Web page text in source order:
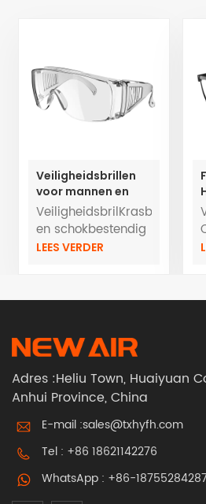
Veiligheidsbrillen
voor mannen en
vrouwen,
oogbescherming
laslaboratoria
VeiligheidsbrilKrasbestendig
en schokbestendig
anti-
LEES VERDER
Adres :Heliu Town, Huaiyuan
Anhui Province, China
E-mail :sales@txhyfh.com
Tel : +86 18621142276
WhatsApp : +86-